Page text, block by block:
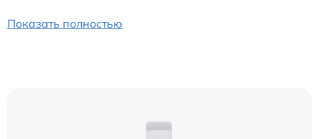
Показать полностью